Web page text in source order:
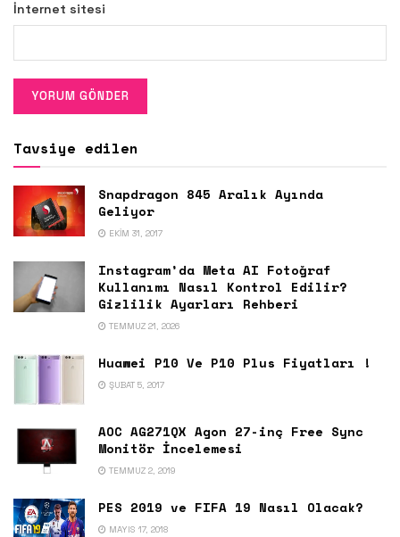
İnternet sitesi
Tavsiye edilen
Snapdragon 845 Aralık Ayında
Geliyor
EKIM 31, 2017
Instagram’da Meta AI Fotoğraf
Kullanımı Nasıl Kontrol Edilir?
Gizlilik Ayarları Rehberi
TEMMUZ 21, 2026
Huawei P10 Ve P10 Plus Fiyatları !
ŞUBAT 5, 2017
AOC AG271QX Agon 27-inç Free Sync
Monitör İncelemesi
TEMMUZ 2, 2019
PES 2019 ve FIFA 19 Nasıl Olacak?
MAYIS 17, 2018